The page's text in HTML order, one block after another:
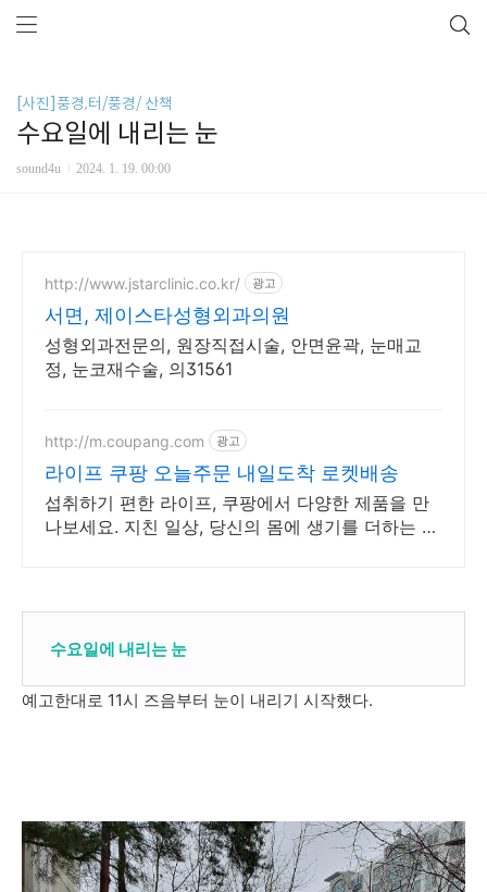
[사진]풍경,터/풍경/ 산책
수요일에 내리는 눈
sound4u 2024. 1. 19. 00:00
http://www.jstarclinic.co.kr/ 광고
서면, 제이스타성형외과의원
성형외과전문의, 원장직접시술, 안면윤곽, 눈매교
정, 눈코재수술, 의31561
http://m.coupang.com 광고
라이프 쿠팡 오늘주문 내일도착 로켓배송
섭취하기 편한 라이프, 쿠팡에서 다양한 제품을 만
나보세요. 지친 일상, 당신의 몸에 생기를 더하는 건
수요일에 내리는 눈
예고한대로 11시 즈음부터 눈이 내리기 시작했다.